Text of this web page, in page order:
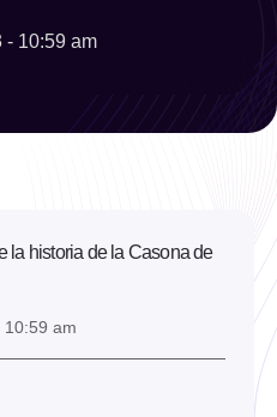
- 10:59 am
la historia de la Casona de
am